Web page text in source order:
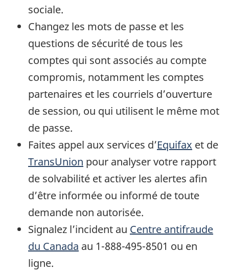
sociale.
Changez les mots de passe et les
questions de sécurité de tous les
comptes qui sont associés au compte
compromis, notamment les comptes
partenaires et les courriels d’ouverture
de session, ou qui utilisent le même mot
de passe.
Faites appel aux services d’Equifax et de
TransUnion pour analyser votre rapport
de solvabilité et activer les alertes afin
d’être informée ou informé de toute
demande non autorisée.
Signalez l’incident au Centre antifraude
du Canada au 1-888-495-8501 ou en
ligne.